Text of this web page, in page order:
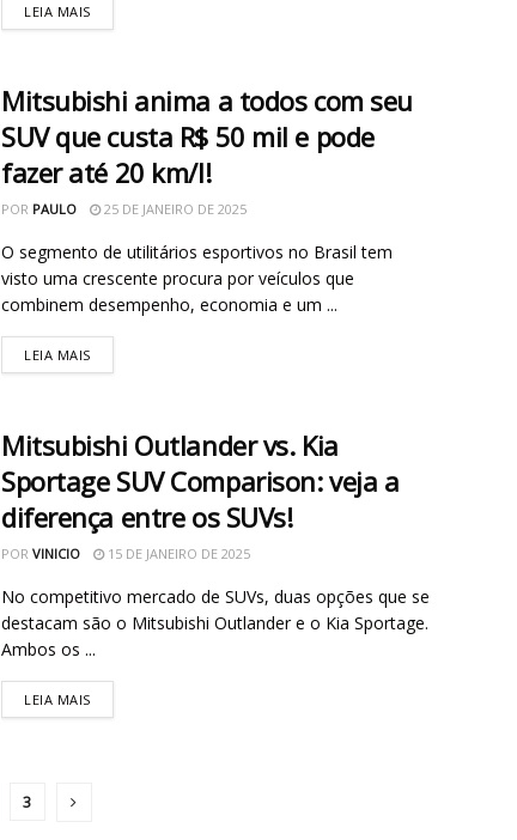
LEIA MAIS
Mitsubishi anima a todos com seu
SUV que custa R$ 50 mil e pode
fazer até 20 km/l!
POR PAULO 25 DE JANEIRO DE 2025
O segmento de utilitários esportivos no Brasil tem
visto uma crescente procura por veículos que
combinem desempenho, economia e um ...
LEIA MAIS
Mitsubishi Outlander vs. Kia
Sportage SUV Comparison: veja a
diferença entre os SUVs!
POR VINICIO 15 DE JANEIRO DE 2025
No competitivo mercado de SUVs, duas opções que se
destacam são o Mitsubishi Outlander e o Kia Sportage.
Ambos os ...
LEIA MAIS
3